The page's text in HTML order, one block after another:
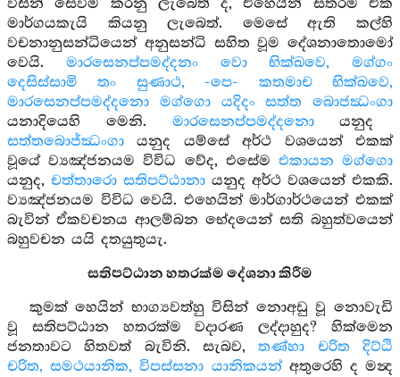
විසින් සෙවීම කරනු ලැබෙත් ද, එහෙයින් සතරම එක
මාර්ගයකැයි කියනු ලැබෙත්. මෙසේ ඇති කල්හි
වචනානුසන්ධියෙන් අනුසන්ධි සහිත වූම දේශනාතොමෝ
වෙයි. මාරසෙනප්පමද්දනං වො භික්ඛවෙ, මග්ගං
දෙසිස්සාමි තං සුණාථ, -පෙ- කතමාච භික්ඛවෙ,
මාරසෙනප්පමද්දනො මග්ගො යදිදං සත්ත බොජඣංගා
යනාදියෙහි මෙනි. මාරසෙනප්පමද්දනොයනුද
සත්තබොජ්ඣංගා යනුද යම්සේ අර්ථ වශයෙන් එකක්
වූයේ ව්‍යඤ්ජනයම විවිධ වේද, එසේම එකායන මග්ගො
යනුද, චත්තාරො සතිපට්ඨානා යනුද අර්ථ වශයෙන් එකකි.
ව්‍යඤ්ජනයම විවිධ වෙයි. එහෙයින් මාර්ගාර්ථයෙන් එකක්
බැවින් ඒකවචනය ආලම්බන භේදයෙන් සති බහුත්වයෙන්
බහුවචන යයි දතයුතුයැ.
සතිපට්ඨාන හතරක්ම දේශනා කිරීම
කුමක් හෙයින් භාග්‍යවත්හු විසින් නොඅඩු වූ නොවැඩි
වූ සතිපට්ඨාන හතරක්ම වදාරණ ලද්දාහුද? හික්මෙන
ජනතාවට හිතවත් බැවිනි. සැබව,තණ්හා චරිත දිට්ඨි
චරිත, සමථයානික, විපස්සනා යානිකයන්අතුරෙහි ද මන්‍ද